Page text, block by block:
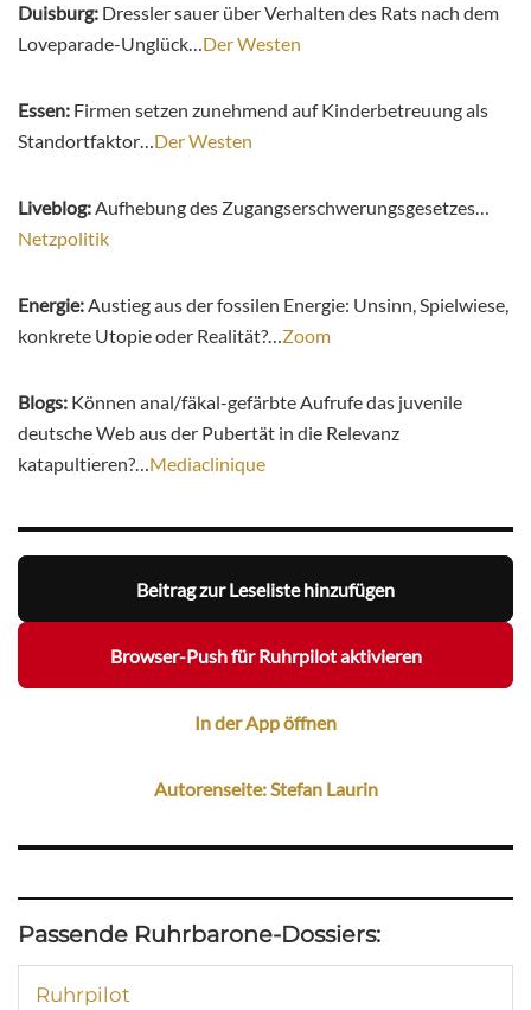
Duisburg: Dressler sauer über Verhalten des Rats nach dem
Loveparade-Unglück…Der Westen
Essen: Firmen setzen zunehmend auf Kinderbetreuung als
Standortfaktor…Der Westen
Liveblog:Aufhebung des Zugangserschwerungsgesetzes…
Netzpolitik
Energie:Austieg aus der fossilen Energie: Unsinn, Spielwiese,
konkrete Utopie oder Realität?…Zoom
Blogs: Können anal/fäkal-gefärbte Aufrufe das juvenile
deutsche Web aus der Pubertät in die Relevanz
katapultieren?…Mediaclinique
Beitrag zur Leseliste hinzufügen
Browser-Push für Ruhrpilot aktivieren
In der App öffnen
Autorenseite: Stefan Laurin
Passende Ruhrbarone-Dossiers:
Ruhrpilot